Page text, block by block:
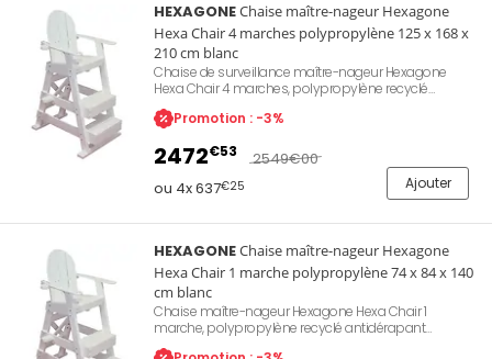
HEXAGONEChaise maître-nageur Hexagone
Hexa Chair 4 marches polypropylène 125 x 168 x
210 cm blanc
Chaise de surveillance maître-nageur Hexagone
Hexa Chair 4 marches, polypropylène recyclé
antidérapant résistant au chlore et à l'eau de mer,
hauteur d'assise 152 cm, dimensions 125 x 168 x 210
parasol inclus, flotte en cas de vandalisme, coloris
blanc. Référence Hexagone Z282FLG517WH.
Promotion : -3%
2472€53 2549€00
ou 4x 637€25 Ajouter
HEXAGONEChaise maître-nageur Hexagone
Hexa Chair 1 marche polypropylène 74 x 84 x 140
cm blanc
Chaise maître-nageur Hexagone Hexa Chair 1
marche, polypropylène recyclé antidérapant
résistant au chlore et à l'eau de mer, dimensions 74 x